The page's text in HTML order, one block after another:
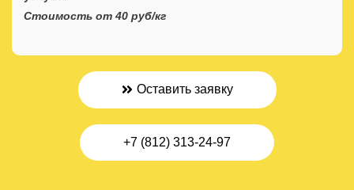
Стоимость от 40 руб/кг
Оставить заявку
+7 (812) 313-24-97